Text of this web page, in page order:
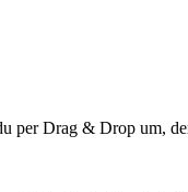
per Drag & Drop um,